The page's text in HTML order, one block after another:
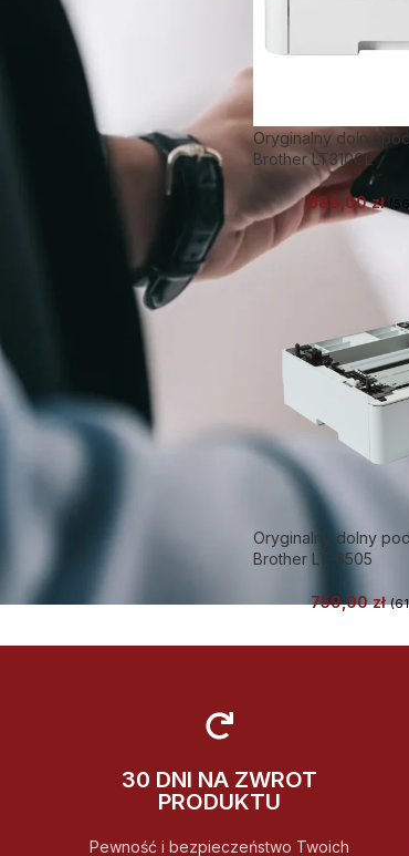
Oryginalny dolny
Brother LT310CL
689,00zł (
Oryginalny dolny
Brother LT-6505
759,00zł (
30 DNI NA ZWROT
PRODUKTU
Pewność i bezpieczeństwo Twoich